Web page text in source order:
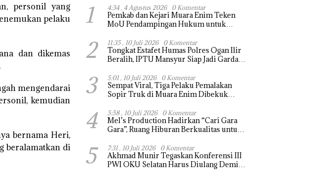
personil yang
pelaku
dan dikemas
mengendarai
kemudian
bernama Heri,
beralamatkan di
1 4:34 , 4 Agustus 2026 0 Komentar
Pemkab dan Kejari Muara Enim Teken
MoU Pendampingan Hukum untuk
2 11:35 , 10 Juli 2026 0 Komentar
Tongkat Estafet Humas Polres Ogan Ilir
Beralih, IPTU Mansyur Siap Jadi Garda
3 5:01 , 10 Juli 2026 0 Komentar
Sempat Viral, Tiga Pelaku Pemalakan
Sopir Truk di Muara Enim Dibekuk
4 5:58 , 10 Juli 2026 0 Komentar
Mel’s Production Hadirkan “Cari Gara
Gara”, Ruang Hiburan Berkualitas untuk
5 7:31 , 10 Juli 2026 0 Komentar
Akhmad Munir Tegaskan Konferensi III
PWI OKU Selatan Harus Diulang Demi